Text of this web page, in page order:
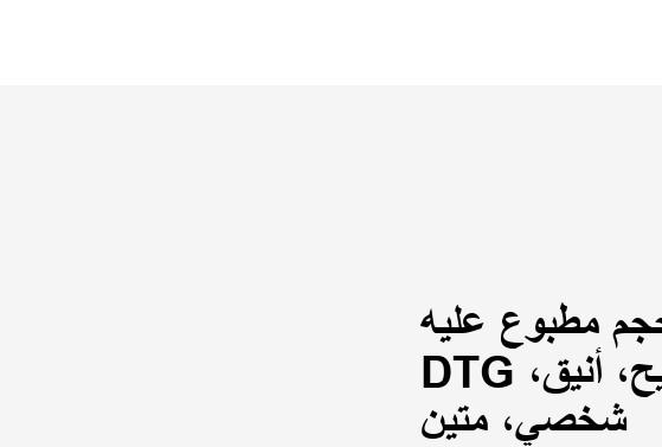
مطبوع عليه
DTG مخصص للبيع بالجملة: مريح، أنيق،
شخصي، متين